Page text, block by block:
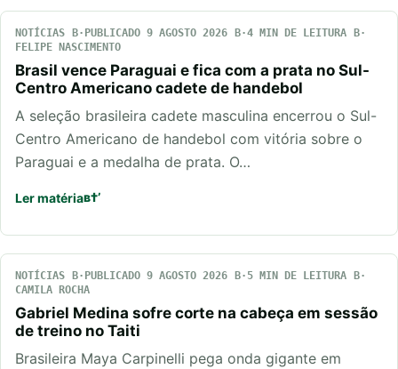
NOTÍCIAS PUBLICADO 9 AGOSTO 2026
4 MIN DE LEITURA
FELIPE NASCIMENTO
Brasil vence Paraguai e fica com a prata no Sul-
Centro Americano cadete de handebol
A seleção brasileira cadete masculina encerrou o Sul-
Centro Americano de handebol com vitória sobre o
Paraguai e a medalha de prata. O…
Ler matéria
NOTÍCIAS PUBLICADO 9 AGOSTO 2026
5 MIN DE LEITURA
CAMILA ROCHA
Gabriel Medina sofre corte na cabeça em sessão
de treino no Taiti
Brasileira Maya Carpinelli pega onda gigante em